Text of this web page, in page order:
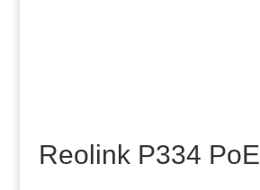
Reolink P334 PoE